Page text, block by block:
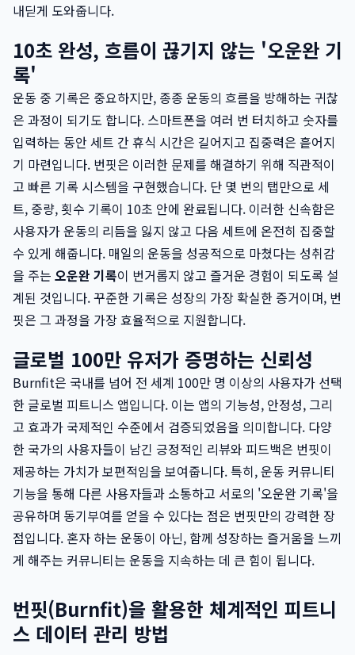
내딛게 도와줍니다.
10초 완성, 흐름이 끊기지 않는 '오운완 기
록'
운동 중 기록은 중요하지만, 종종 운동의 흐름을 방해하는 귀찮
은 과정이 되기도 합니다. 스마트폰을 여러 번 터치하고 숫자를
입력하는 동안 세트 간 휴식 시간은 길어지고 집중력은 흩어지
기 마련입니다. 번핏은 이러한 문제를 해결하기 위해 직관적이
고 빠른 기록 시스템을 구현했습니다. 단 몇 번의 탭만으로 세
트, 중량, 횟수 기록이 10초 안에 완료됩니다. 이러한 신속함은
사용자가 운동의 리듬을 잃지 않고 다음 세트에 온전히 집중할
수 있게 해줍니다. 매일의 운동을 성공적으로 마쳤다는 성취감
을 주는 오운완 기록이 번거롭지 않고 즐거운 경험이 되도록 설
계된 것입니다. 꾸준한 기록은 성장의 가장 확실한 증거이며, 번
핏은 그 과정을 가장 효율적으로 지원합니다.
글로벌 100만 유저가 증명하는 신뢰성
Burnfit은 국내를 넘어 전 세계 100만 명 이상의 사용자가 선택
한 글로벌 피트니스 앱입니다. 이는 앱의 기능성, 안정성, 그리
고 효과가 국제적인 수준에서 검증되었음을 의미합니다. 다양
한 국가의 사용자들이 남긴 긍정적인 리뷰와 피드백은 번핏이
제공하는 가치가 보편적임을 보여줍니다. 특히, 운동 커뮤니티
기능을 통해 다른 사용자들과 소통하고 서로의 '오운완 기록'을
공유하며 동기부여를 얻을 수 있다는 점은 번핏만의 강력한 장
점입니다. 혼자 하는 운동이 아닌, 함께 성장하는 즐거움을 느끼
게 해주는 커뮤니티는 운동을 지속하는 데 큰 힘이 됩니다.
번핏(Burnfit)을 활용한 체계적인 피트니
스 데이터 관리 방법